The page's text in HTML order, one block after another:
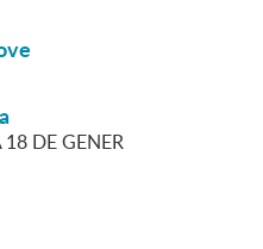
DE GENER